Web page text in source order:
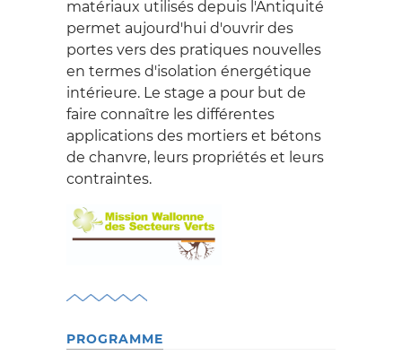
matériaux utilisés depuis l'Antiquité
permet aujourd'hui d'ouvrir des
portes vers des pratiques nouvelles
en termes d'isolation énergétique
intérieure. Le stage a pour but de
faire connaître les différentes
applications des mortiers et bétons
de chanvre, leurs propriétés et leurs
contraintes.
PROGRAMME
Professionnels
Scolaires
Nos mécènes
Partenariat avec
Prométhéa
Services internationaux
WALLONNE DU
PATRIMOINE
NOS MISSIONS
Location auditorium de
Beez
VIDÉOS
BOUTIQUE EN
LIGNE